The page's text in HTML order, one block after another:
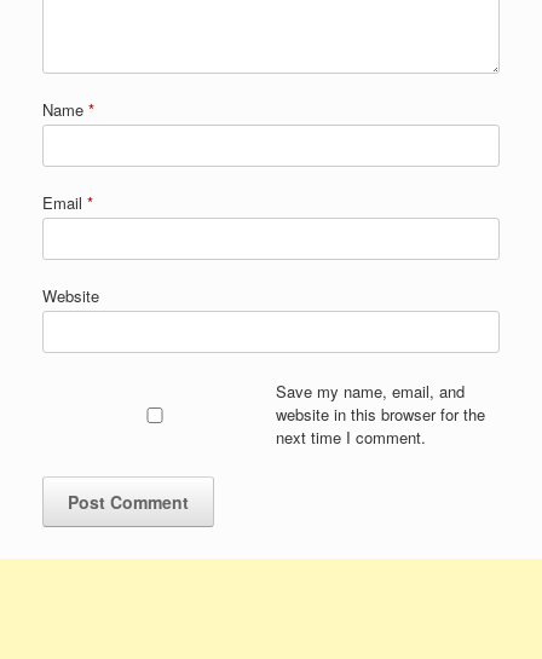
Name *
Email *
Website
Save my name, email, and
website in this browser for the
next time I comment.